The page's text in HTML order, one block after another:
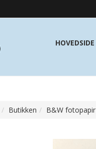
HOVEDSIDE
Butikken B&W fotopapir